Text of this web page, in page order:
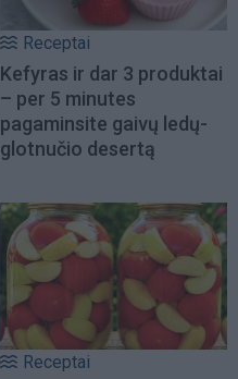
Receptai
Kefyras ir dar 3 produktai
– per 5 minutes
pagaminsite gaivų ledų-
glotnučio desertą
Receptai